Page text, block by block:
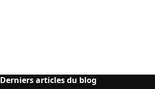
Derniers articles du blog